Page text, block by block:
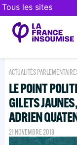
Tous les sites
ACTUALITÉS
LE POINT
GILETS
ADRIEN
21 NOVEMBRE 2018